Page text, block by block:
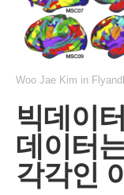
Woo Jae Kim in
빅데이
데이터
각각인